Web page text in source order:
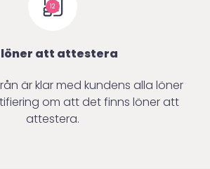
12
löner att attestera
är klar med kundens alla löner
om att det finns löner att
attestera.